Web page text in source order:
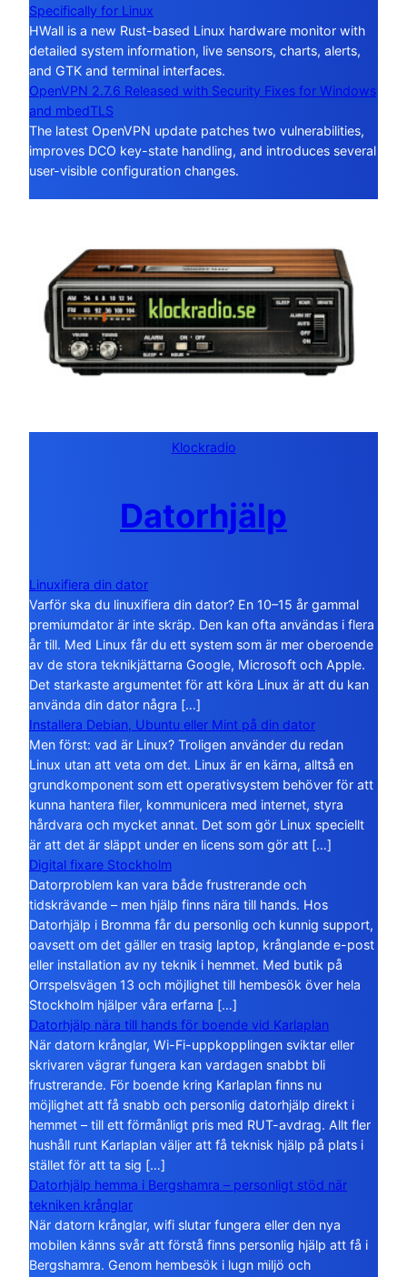
Specifically for Linux
HWall is a new Rust-based Linux hardware monitor with
detailed system information, live sensors, charts, alerts,
and GTK and terminal interfaces.
OpenVPN 2.7.6 Released with Security Fixes for Windows
and mbedTLS
The latest OpenVPN update patches two vulnerabilities,
improves DCO key-state handling, and introduces several
user-visible configuration changes.
Klockradio
Datorhjälp
Linuxifiera din dator
Varför ska du linuxifiera din dator? En 10–15 år gammal
premiumdator är inte skräp. Den kan ofta användas i flera
år till. Med Linux får du ett system som är mer oberoende
av de stora teknikjättarna Google, Microsoft och Apple.
Det starkaste argumentet för att köra Linux är att du kan
använda din dator några […]
Installera Debian, Ubuntu eller Mint på din dator
Men först: vad är Linux? Troligen använder du redan
Linux utan att veta om det. Linux är en kärna, alltså en
grundkomponent som ett operativsystem behöver för att
kunna hantera filer, kommunicera med internet, styra
hårdvara och mycket annat. Det som gör Linux speciellt
är att det är släppt under en licens som gör att […]
Digital fixare Stockholm
Datorproblem kan vara både frustrerande och
tidskrävande – men hjälp finns nära till hands. Hos
Datorhjälp i Bromma får du personlig och kunnig support,
oavsett om det gäller en trasig laptop, krånglande e-post
eller installation av ny teknik i hemmet. Med butik på
Orrspelsvägen 13 och möjlighet till hembesök över hela
Stockholm hjälper våra erfarna […]
Datorhjälp nära till hands för boende vid Karlaplan
När datorn krånglar, Wi-Fi-uppkopplingen sviktar eller
skrivaren vägrar fungera kan vardagen snabbt bli
frustrerande. För boende kring Karlaplan finns nu
möjlighet att få snabb och personlig datorhjälp direkt i
hemmet – till ett förmånligt pris med RUT-avdrag. Allt fler
hushåll runt Karlaplan väljer att få teknisk hjälp på plats i
stället för att ta sig […]
Datorhjälp hemma i Bergshamra – personligt stöd när
tekniken krånglar
När datorn krånglar, wifi slutar fungera eller den nya
mobilen känns svår att förstå finns personlig hjälp att få i
Bergshamra. Genom hembesök i lugn miljö och